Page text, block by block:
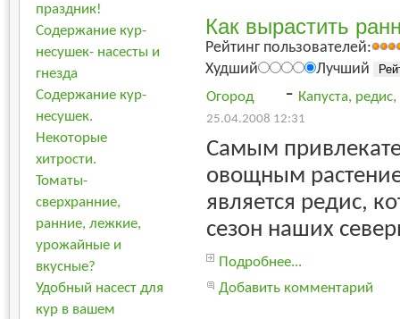
праздник!
Содержание кур-
несушек- насесты и
гнезда
Содержание кур-
несушек.
Некоторые
хитрости.
Томаты-
сверхранние,
ранние, лежкие,
урожайные и
вкусные?
Удобный насест для
кур в вашем
Как вырастить
Рейтинг пользователей:
Худший
Лучший
Огород - Капуста,
25.04.2008 12:31
Самым
овощным
является редис,
сезон наших
Подробнее...
Добавить комментарий